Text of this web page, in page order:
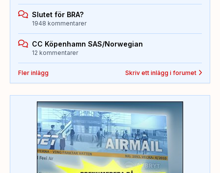
Slutet för BRA?
1948 kommentarer
CC Köpenhamn SAS/Norwegian
12 kommentarer
Fler inlägg Skriv ett inlägg i forumet